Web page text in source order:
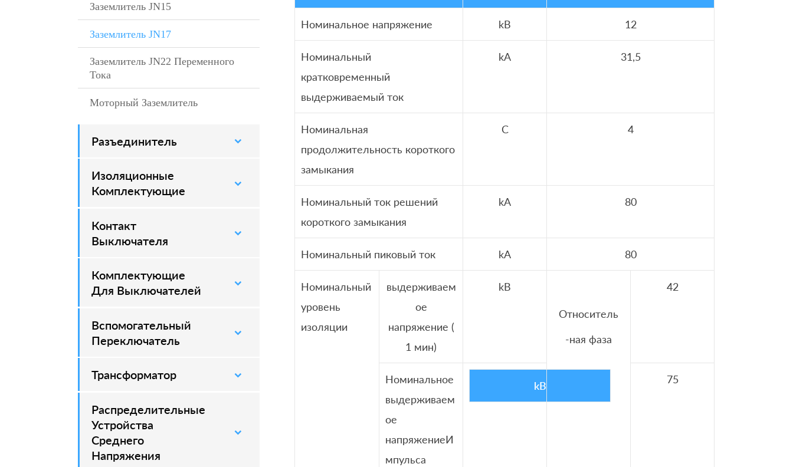
Заземлитель JN15
–
Заземлитель JN17
–
Заземлитель JN22 Переменного
Тока
–
Моторный Заземлитель
Разъединитель
–
Изоляционные
Комплектующие
–
Контакт
Выключателя
–
Комплектующие
Для Выключателей
–
Вспомогательный
Переключатель
–
Трансформатор
Распределительные
Устройства
Среднего
Напряжения
–
Номинальное напряжение kВ 12
Номинальный
кратковременный
выдерживаемый ток
kA 31,5
Номинальная
продолжительность короткого
замыкания
С 4
Номинальный ток решений
короткого замыкания
kA 80
Номинальный пиковый ток kA 80
Номинальный
уровень
изоляции
выдерживаем
ое
напряжение (
1 мин)
kВ
Относитель
-ная фаза
42
Номинальное
выдерживаем
ое
напряжениеИ
мпульса
kВ 75